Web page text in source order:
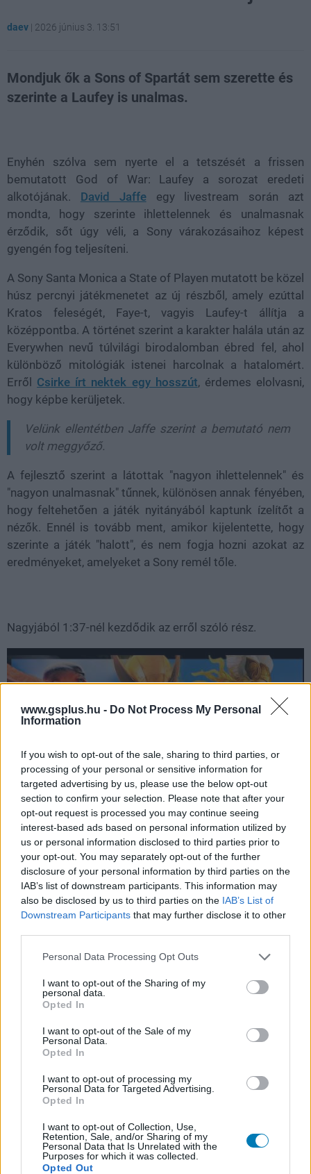
www.gsplus.hu - Do Not Process My Personal
Information
If you wish to opt-out of the sale, sharing to third parties, or
processing of your personal or sensitive information for
targeted advertising by us, please use the below opt-out
section to confirm your selection. Please note that after your
opt-out request is processed you may continue seeing
interest-based ads based on personal information utilized by
us or personal information disclosed to third parties prior to
your opt-out. You may separately opt-out of the further
disclosure of your personal information by third parties on the
IAB’s list of downstream participants. This information may
also be disclosed by us to third parties on the IAB’s List of
Downstream Participants that may further disclose it to other
Please note that this website/app uses one or more Google
not limited to your visit or usage behaviour. You may click to
grant or deny consent to Google and its third-party tags to
use your data for below specified purposes in below Google
consent section.
Personal Data Processing Opt Outs
I want to opt-out of the Sharing of my
personal data.
Opted In
I want to opt-out of the Sale of my
Personal Data.
Opted In
I want to opt-out of processing my
Personal Data for Targeted Advertising.
Opted In
I want to opt-out of Collection, Use,
Retention, Sale, and/or Sharing of my
Personal Data that Is Unrelated with the
Purposes for which it was collected.
Opted Out
daev | 2026 június 3. 13:51
Mondjuk ők a Sons of Spartát sem szerette és
szerinte a Laufey is unalmas.
Enyhén szólva sem nyerte el a tetszését a frissen
bemutatott God of War: Laufey a sorozat eredeti
alkotójának. David Jaffeegy livestream során azt
mondta, hogy szerinte ihlettelennek és unalmasnak
érződik, sőt úgy véli, a Sony várakozásaihoz képest
gyengén fog teljesíteni.
A Sony Santa Monica a State of Playen mutatott be közel
húsz percnyi játékmenetet az új részből, amely ezúttal
Kratos feleségét, Faye-t, vagyis Laufey-t állítja a
középpontba. A történet szerint a karakter halála után az
Everywhen nevű túlvilági birodalomban ébred fel, ahol
különböző mitológiák istenei harcolnak a hatalomért.
Erről Csirke írt nektek egy hosszút, érdemes elolvasni,
hogy képbe kerüljetek.
Velünk ellentétben Jaffe szerint a bemutató nem
volt meggyőző.
A fejlesztő szerint a látottak "nagyon ihlettelennek" és
"nagyon unalmasnak" tűnnek, különösen annak fényében,
hogy feltehetően a játék nyitányából kaptunk ízelítőt a
nézők. Ennél is tovább ment, amikor kijelentette, hogy
szerinte a játék "halott", és nem fogja hozni azokat az
eredményeket, amelyeket a Sony remél tőle.
Nagyjából 1:37-nél kezdődik az erről szóló rész.
A veterán szerint a korábbi God of War-játékok
sikerének alapját egyértelmű és könnyen azonosítható
elemek adták, mint mondjuk Kratos karaktere, a görög
mitológia és a brutális, véres akció. Bár elismerte, hogy
Cory Barlog 2018-as újragondolása friss lendületet
adott a sorozatnak, úgy érzi, hogy a formula mára
kifulladt és már a Ragnarökön is érződött, hogy a széria
Jaffe legnagyobb problémája azonban az, hogy szerinte
jelentett korábban. Úgy gondolja, hogy ha levennék róla a
God of War címet, és nem kapcsolódna Kratos
mert az új játék inkább egyáltalános fantasy történet
benyomását kelti
Bár Jaffe azt mondta, valószínűleg kipróbálja majd a
játékot a közvetítései kedvéért, saját bevallása szerint
egyébként nem lenne különösebb motivációja arra, hogy